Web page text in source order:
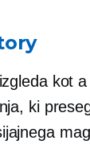
kot a
ki